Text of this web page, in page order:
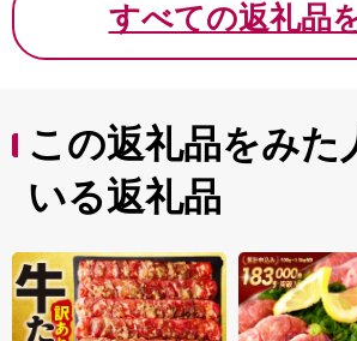
ざしてまちづくりに取り組んでいます
すべての返礼品
この返礼品をみた
いる返礼品